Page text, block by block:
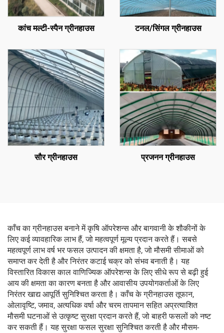
कांच मल्टी-स्पैन ग्रीनहाउस टनल/सिंगल ग्रीनहाउस
सौर ग्रीनहाउस प्रजनन ग्रीनहाउस
काँच का ग्रीनहाउस बनाने में कृषि ऑपरेशन्स और बागवानी के शौकीनों के
लिए कई व्यावहारिक लाभ हैं, जो महत्वपूर्ण मूल्य प्रदान करते हैं। सबसे
महत्वपूर्ण लाभ वर्ष भर फसल उत्पादन की क्षमता है, जो मौसमी सीमाओं को
समाप्त कर देती है और निरंतर कटाई चक्र को संभव बनाती है। यह
विस्तारित विकास काल वाणिज्यिक ऑपरेशन्स के लिए सीधे रूप से बढ़ी हुई
आय की क्षमता का कारण बनता है और आवासीय उपयोगकर्ताओं के लिए
निरंतर खाद्य आपूर्ति सुनिश्चित करता है। काँच के ग्रीनहाउस तूफान,
ओलावृष्टि, जमाव, अत्यधिक वर्षा और चरम तापमान सहित अप्रत्याशित
मौसमी घटनाओं से उत्कृष्ट सुरक्षा प्रदान करते हैं, जो बाहरी फसलों को नष्ट
कर सकती हैं। यह सुरक्षा फसल सुरक्षा सुनिश्चित करती है और मौसम-